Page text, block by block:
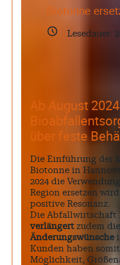
Januar 2026
Biotonne
Lesedauer: 2
Ab August
über feste
Die Einführung der
Biotonne in
2024 die
Region ersetzen
positive Resonanz.
Die Abfallwirtschaft
verlängert zudem die
Änderungswünsche
Kunden haben
Möglichkeit,